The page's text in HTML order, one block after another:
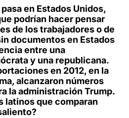
en Estados Unidos,
podrían hacer pensar
de los trabajadores o de
documentos en Estados
entre una
y una republicana.
en 2012, en la
alcanzaron números
la administración Trump.
latinos que comparan